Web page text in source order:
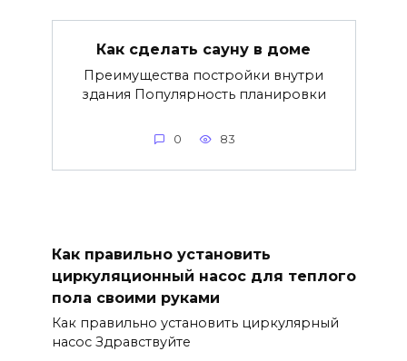
Как сделать сауну в доме
Преимущества постройки внутри
здания Популярность планировки
0 83
Как правильно установить
циркуляционный насос для теплого
пола своими руками
Как правильно установить циркулярный
насос Здравствуйте